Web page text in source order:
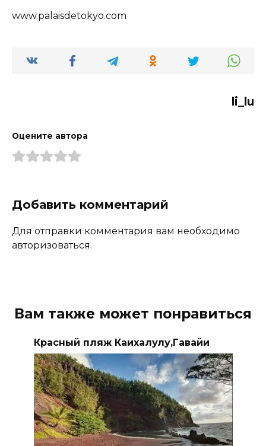
www.palaisdetokyo.com
li_lu
Оцените автора
Добавить комментарий
Для отправки комментария вам необходимо
авторизоваться.
Вам также может понравиться
Красный пляж Каихалулу,Гавайи